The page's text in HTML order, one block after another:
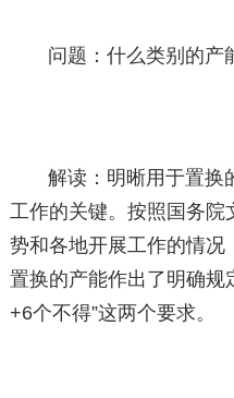
问题：什么类别的产
解读：明晰用于置换
工作的关键。按照国务院
势和各地开展工作的情况
置换的产能作出了明确规
+6个不得”这两个要求。